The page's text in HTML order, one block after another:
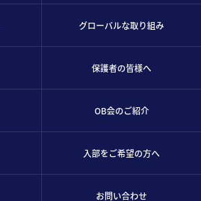
グローバルな取り組み
保護者の皆様へ
OB会のご紹介
入部をご希望の方へ
お問い合わせ